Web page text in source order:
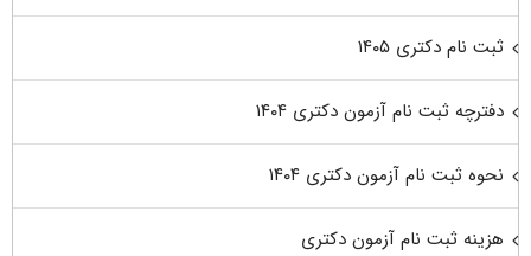
ثبت نام دکتری ۱۴۰۵
دفترچه ثبت نام آزمون دکتری ۱۴۰۴
نحوه ثبت نام آزمون دکتری ۱۴۰۴
هزینه ثبت نام آزمون دکتری